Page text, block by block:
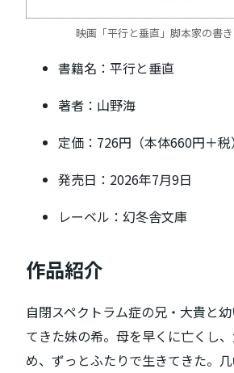
映画「平行と垂直」脚本家の書
書籍名：平行と垂直
著者：山野海
定価：726円（本体660円＋税）
発売日：2026年7月9日
レーベル：幻冬舎文庫
作品紹介
自閉スペクトラム症の兄・大貴と
てきた妹の希。母を早くに亡くし
め、ずっとふたりで生きてきた。